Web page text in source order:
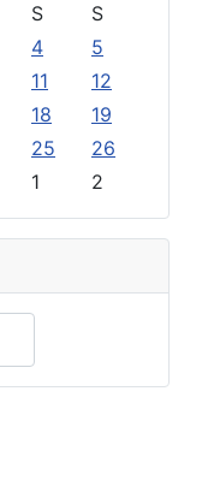
S
S
4
5
11
12
18
19
25
26
1 2